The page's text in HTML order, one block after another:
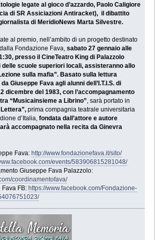
legate al gioco d’azzardo, Paolo Caligiore
di SR Assiciazioni Antiracket), il dibattito
di MeridioNews Marta Silvestre.
al premio, nell’ambito di un progetto destinato
Fondazione Fava, sabato 27 gennaio alle
presso il CineTeatro King di Palazzolo
delle scuole superiori locali, assisteranno allo
sulla mafia”. Basato sulla lettura
Giuseppe Fava agli alunni dell’I.T.I.S. di
dicembre del 1983, con l’accompagnamento
“Musicainsieme a Librino” , sarà portato in
prima compagnia teatrale universitaria
d’Italia,fondata dall’attore e autore
accompagnato nella recita da Ginevra
Fava:http://www.fondazionefava.it/sito/
events/583906815281048/
Giuseppe Fava Palazzolo:
coordinamentofava/
Fava FB:https://www.facebook.com/Fondazione-